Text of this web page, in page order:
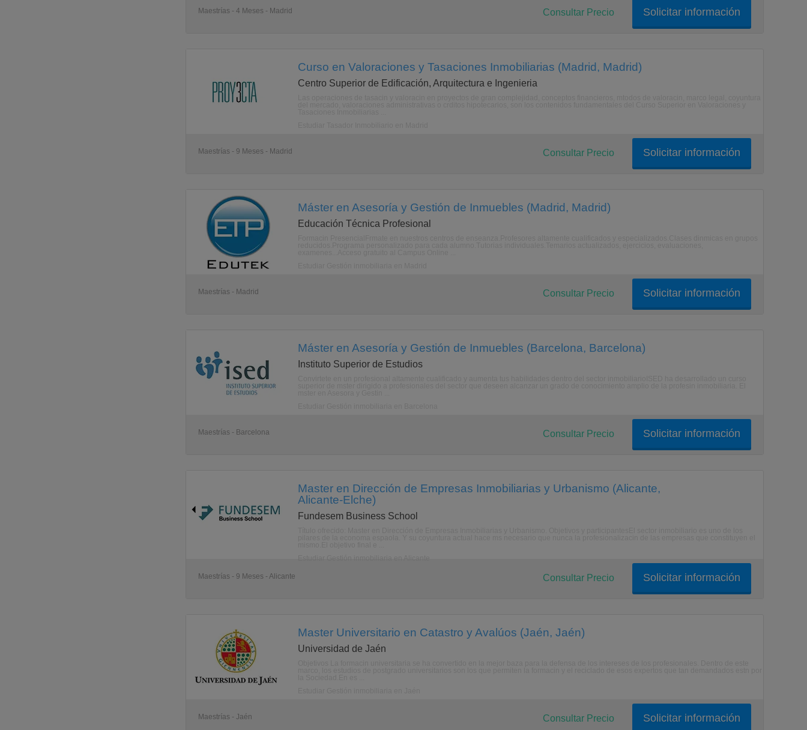
Maestrías - 4 Meses - Madrid Solicitar información
Consultar Precio
Curso en Valoraciones y Tasaciones Inmobiliarias (Madrid, Madrid)
Centro Superior de Edificación, Arquitectura e Ingenieria
Maestrías - 9 Meses - Madrid Solicitar información
Consultar Precio
Máster en Asesoría y Gestión de Inmuebles (Madrid, Madrid)
Educación Técnica Profesional
Maestrías - Madrid Solicitar información
Consultar Precio
Máster en Asesoría y Gestión de Inmuebles (Barcelona, Barcelona)
Instituto Superior de Estudios
Maestrías - Barcelona Solicitar información
Consultar Precio
Master en Dirección de Empresas Inmobiliarias y Urbanismo (Alicante,
Alicante-Elche)
Fundesem Business School
Maestrías - 9 Meses - Alicante Solicitar información
Consultar Precio
Master Universitario en Catastro y Avalúos (Jaén, Jaén)
Universidad de Jaén
Maestrías - Jaén Solicitar información
Consultar Precio